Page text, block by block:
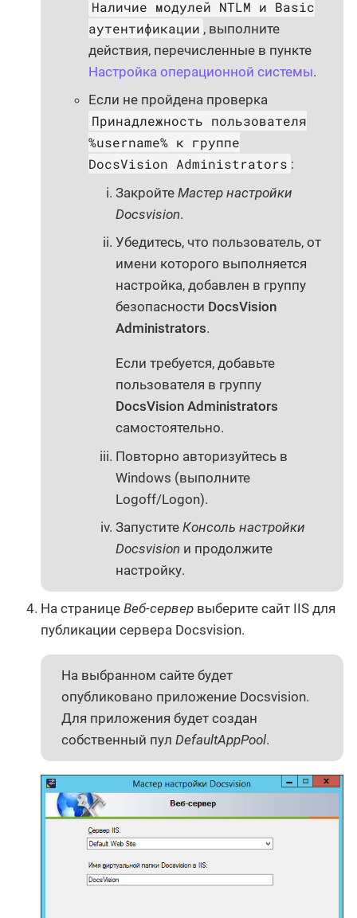
Наличие модулей NTLM и Basic
аутентификации , выполните
действия, перечисленные в пункте
Настройка операционной системы.
Если не пройдена проверка
Принадлежность пользователя
%username% к группе
DocsVision Administrators :
Закройте Мастер настройки
Docsvision.
Убедитесь, что пользователь, от
имени которого выполняется
настройка, добавлен в группу
безопасности DocsVision
Administrators.
Если требуется, добавьте
пользователя в группу
DocsVision Administrators
самостоятельно.
Повторно авторизуйтесь в
Windows (выполните
Logoff/Logon).
Запустите Консоль настройки
Docsvision и продолжите
настройку.
На странице Веб-сервер выберите сайт IIS для
публикации сервера Docsvision.
На выбранном сайте будет
опубликовано приложение Docsvision.
Для приложения будет создан
собственный пул DefaultAppPool.